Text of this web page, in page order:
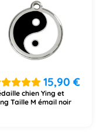
15,90€
chien Ying et
Taille M émail noir